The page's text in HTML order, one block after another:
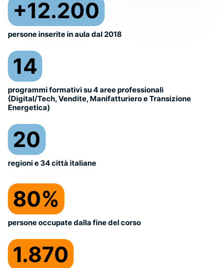
+12.200
persone inserite in aula dal 2018
14
programmi formativi su 4 aree professionali
(Digital/Tech, Vendite, Manifatturiero e Transizione
Energetica)
20
regioni e 34 città italiane
80%
persone occupate dalla fine del corso
1.870